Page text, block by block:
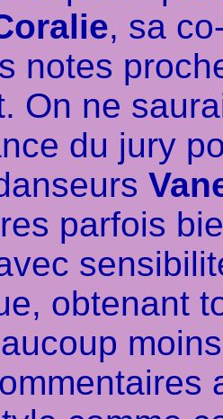
, sa
notes
On ne
du jury
parfois
obtenant